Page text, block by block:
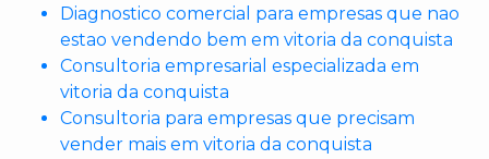
Diagnostico comercial para empresas que nao
estao vendendo bem em vitoria da conquista
Consultoria empresarial especializada em
vitoria da conquista
Consultoria para empresas que precisam
vender mais em vitoria da conquista